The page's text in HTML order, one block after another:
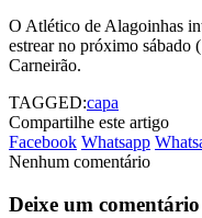
O Atlético de Alagoinhas
estrear no próximo sábado
Carneirão.
TAGGED:capa
Compartilhe este artigo
Facebook Whatsapp
Nenhum comentário
Deixe um comentário